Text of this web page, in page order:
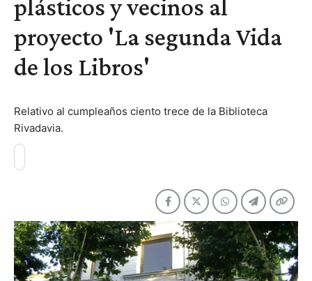
plásticos y vecinos al
proyecto 'La segunda Vida
de los Libros'
Relativo al cumpleaños ciento trece de la Biblioteca
Rivadavia.